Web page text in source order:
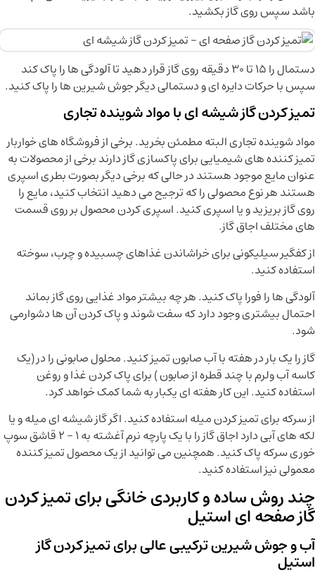
باشد سپس روی گاز بکشید.
دستمال را 15 تا 30 دقیقه روی گاز قرار دهید تا آلودگی ها را پاک کند
سپس با حرکات دایره ای و دستمالی دیگر جوش شیرین ها را پاک کنید.
تمیز کردن گاز شیشه ای با مواد شوینده تجاری
مواد شوینده تجاری البته مطمئن بخرید. برخی از فروشگاه های خواربار
تمیز کننده های شیمیایی برای پاکسازی گاز دارند برخی از محصولات به
عنوان مایع موجود هستند در حالی که برخی دیگر بصورت بطری اسپری
هستند هر نوع محصولی را که ترجیح می دهید انتخاب کنید، مایع را
روی گاز بریزید و یا اسپری کنید. اسپری کردن محصول بر روی قسمت
های مختلف اجاق گاز.
از کفگیر سیلیکونی برای خراشاندن غذاهای چسبیده و چرب، سوخته
استفاده کنید.
آلودگی ها را فورا پاک کنید. هر چه بیشتر مواد غذایی روی گاز بماند
احتمال بیشتری وجود دارد که سفت شوند و پاک کردن آن ها دشوارمی
شود.
گاز را یک بار در هفته با آب صابون تمیز کنید. محلول صابونی را در (یک
کاسه آب ولرم با چند قطره از صابون ) برای پاک کردن غذا و روغن
استفاده کنید. این کار هفته ای یکبار به شما کمک خواهد کرد.
از سرکه برای تمیز کردن میله استفاده کنید. اگر گاز شیشه ای میله و یا
لکه های آبی دارد اجاق گاز را با یک پارچه نرم آغشته به 1 – 2 قاشق سوپ
خوری سرکه پاک کنید. همچنین می توانید از یک محصول تمیز کننده
معمولی نیز استفاده کنید.
چند روش ساده و کاربردی خانگی برای تمیز کردن
گاز صفحه ای استیل
آب و جوش شیرین ترکیبی عالی برای تمیز کردن گاز
استیل